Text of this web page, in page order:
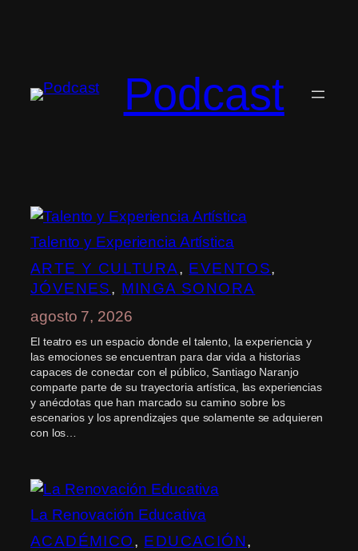
Podcast
Talento y Experiencia Artística
ARTE Y CULTURA, EVENTOS
JÓVENES, MINGA SONORA
agosto 7, 2026
El teatro es un espacio donde el talento, la experiencia y
las emociones se encuentran para dar vida a historias
capaces de conectar con el público, Santiago Naranjo
comparte parte de su trayectoria artística, las experiencias
y anécdotas que han marcado su camino sobre los
escenarios y los aprendizajes que solamente se adquieren
con los…
La Renovación Educativa
ACADÉMICO, EDUCACIÓN